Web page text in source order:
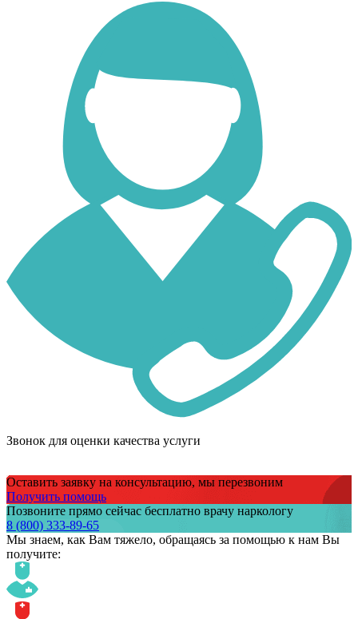
Звонок для оценки качества услуги
Оставить заявку на консультацию, мы перезвоним
Получить помощь
Позвоните прямо сейчас бесплатно врачу наркологу
8 (800) 333-89-65
Мы знаем, как Вам тяжело, обращаясь за помощью к нам Вы
получите: